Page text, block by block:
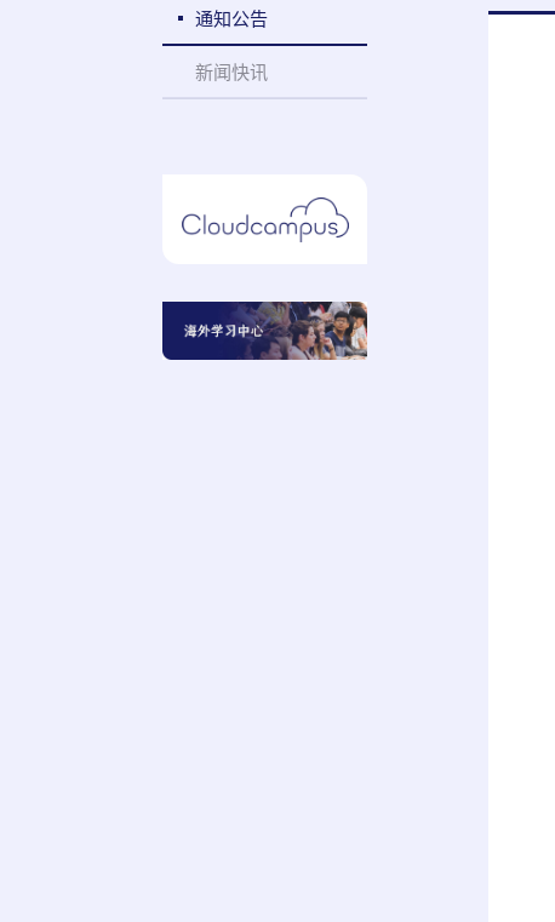
通知公告
新闻快讯